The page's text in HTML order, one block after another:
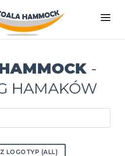
-
HAMAKÓW
LOGOTYP (ALL)